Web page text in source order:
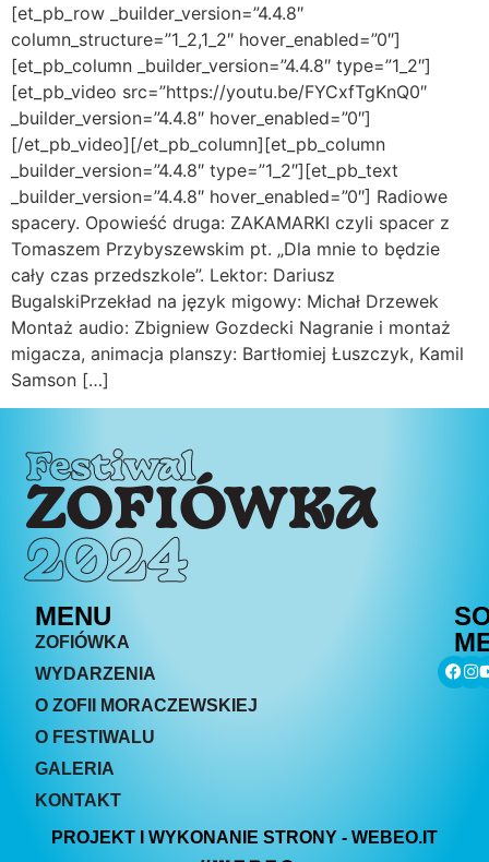
[et_pb_row _builder_version=”4.4.8″
column_structure=”1_2,1_2″ hover_enabled=”0″]
[et_pb_column _builder_version=”4.4.8″ type=”1_2″]
[et_pb_video src=”https://youtu.be/FYCxfTgKnQ0″
_builder_version=”4.4.8″ hover_enabled=”0″]
[/et_pb_video][/et_pb_column][et_pb_column
_builder_version=”4.4.8″ type=”1_2″][et_pb_text
_builder_version=”4.4.8″ hover_enabled=”0″] Radiowe
spacery. Opowieść druga: ZAKAMARKI czyli spacer z
Tomaszem Przybyszewskim pt. „Dla mnie to będzie
cały czas przedszkole”. Lektor: Dariusz
BugalskiPrzekład na język migowy: Michał Drzewek
Montaż audio: Zbigniew Gozdecki Nagranie i montaż
migacza, animacja planszy: Bartłomiej Łuszczyk, Kamil
Samson […]
Festiwal
ZOFIÓWKA
2024
MENU
ZOFIÓWKA
WYDARZENIA
O ZOFII MORACZEWSKIEJ
O FESTIWALU
GALERIA
KONTAKT
PROJEKT I WYKONANIE STRONY - WEBEO.IT